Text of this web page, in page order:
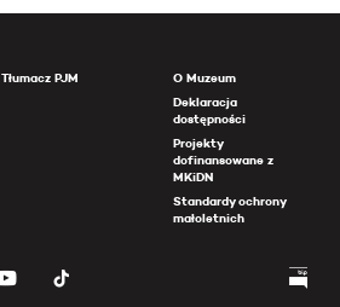
Tłumacz PJM
O Muzeum
Deklaracja
dostępności
Projekty
dofinansowane z
MKiDN
Standardy ochrony
małoletnich